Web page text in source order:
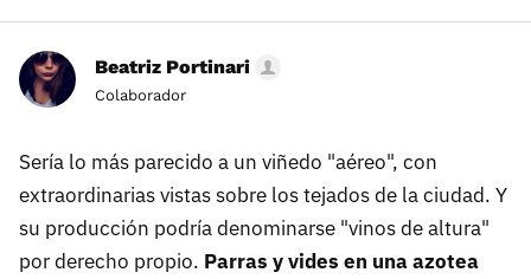
Beatriz Portinari
Colaborador
Sería lo más parecido a un viñedo "aéreo", con
extraordinarias vistas sobre los tejados de la ciudad. Y
su producción podría denominarse "vinos de altura"
por derecho propio. Parras y vides en una azotea